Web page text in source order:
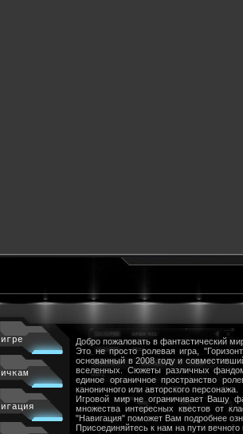
Добро пожаловать в фантастический
Это не просто ролевая игра,
основанный в 2008 году и
вселенных. Сюжеты различных
единое органичное пространство
каноничного или авторского персонажа.
Игровой мир не ограничивает Вашу
множества интересных квестов от
"Навигация" поможет Вам подробнее
Присоединяйтесь к нам на пути